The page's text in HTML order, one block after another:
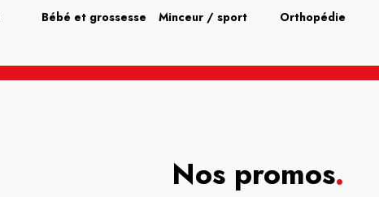
Bébé et grossesse Minceur / sport Orthopédie
Nos promos.